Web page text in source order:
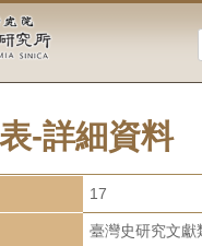
-詳細資料
17
臺灣史研究文